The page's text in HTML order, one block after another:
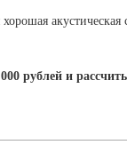
акустическая
рублей и